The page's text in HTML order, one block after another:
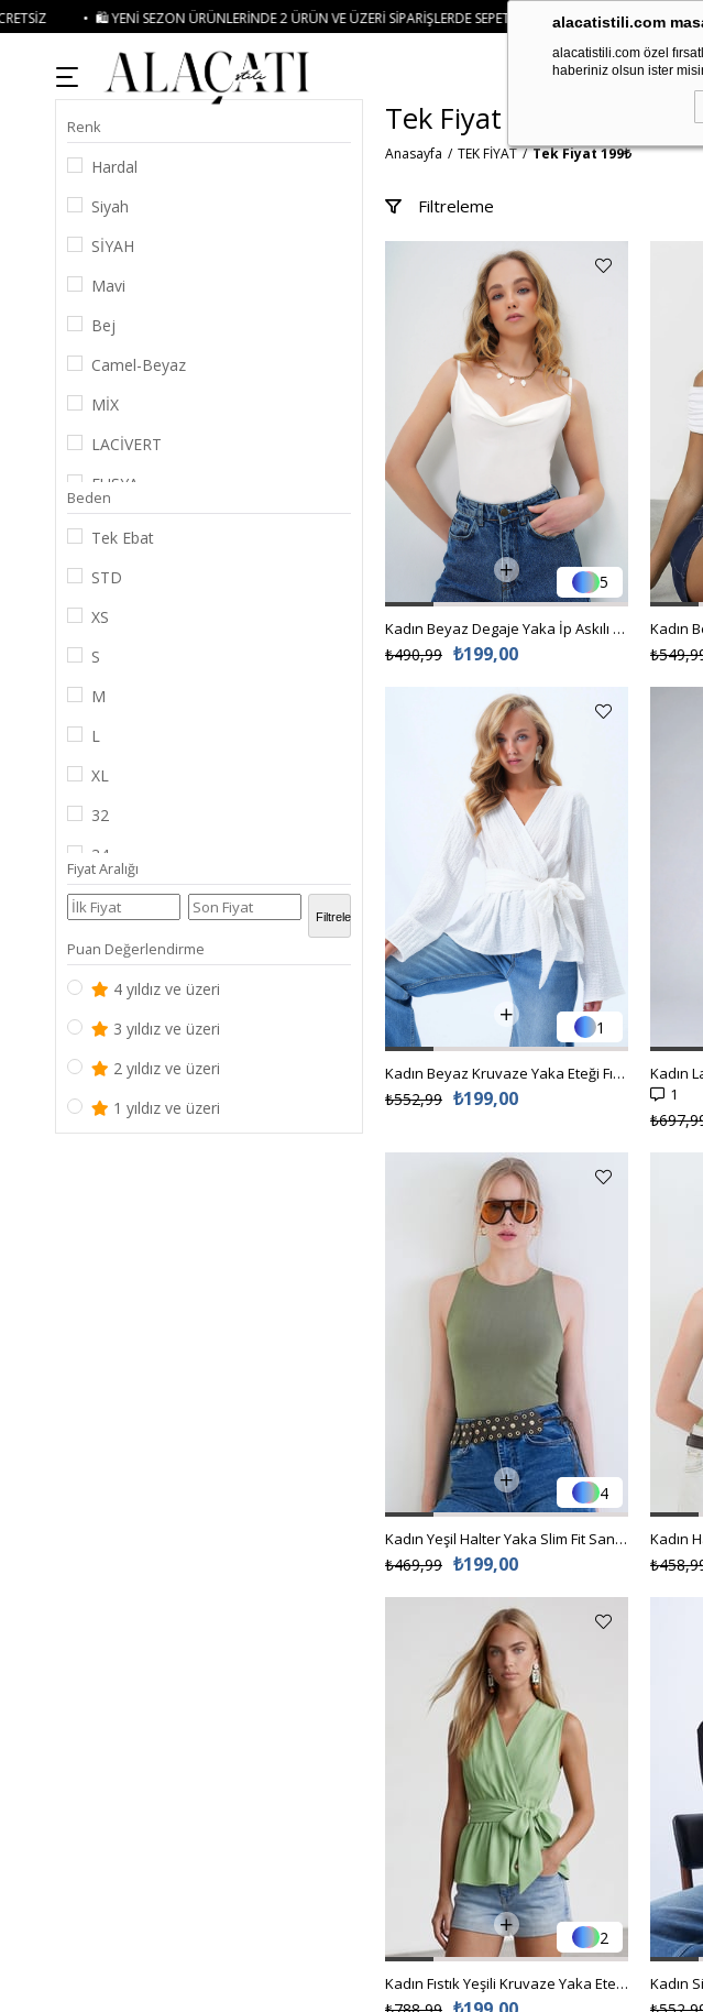
alacatistili.com
alacatistili.com özel
haberiniz olsun ister
2 ÜRÜN VE ÜZERI SIPARIŞLERDE SEPETTE%15 İNDIRIM • 🚚 KREDI KARTI VE HAVALE
Renk
Hardal
Siyah
SİYAH
Mavi
Bej
Camel-Beyaz
MİX
LACİVERT
FUŞYA
PEMBE
MAVİ
KAHVE
MÜRDÜM
SARI
YEŞİL
SİYAH-1
Beden
Tek Ebat
STD
XS
S
M
L
XL
32
34
36
28
Fiyat Aralığı
Filtrele ₺100,00 - ₺500,00 (128)
Puan Değerlendirme
4 yıldız ve üzeri
3 yıldız ve üzeri
2 yıldız ve üzeri
1 yıldız ve üzeri
Tek Fiyat 199₺
Anasayfa TEK FİYAT Tek Fiyat 199₺
Filtreleme
5
Kadın Beyaz Degaje Yaka İp Askılı Sandy Kumaş Bluz ALC-X13448
₺199,00
₺490,99
1
Kadın Beyaz Kruvaze Yaka Eteği Fırfırlı Kendinden Kuşaklı Bürümcük Bluz ALC-X14428
₺199,00
₺552,99
1
4
Kadın Yeşil Halter Yaka Slim Fit Sandy Bluz Alc-X13447
₺199,00
₺469,99
2
Kadın Fıstık Yeşili Kruvaze Yaka Eteği Volanlı Kendinden Kuşaklı Yazlık Poplin Bluz Alc-X14126